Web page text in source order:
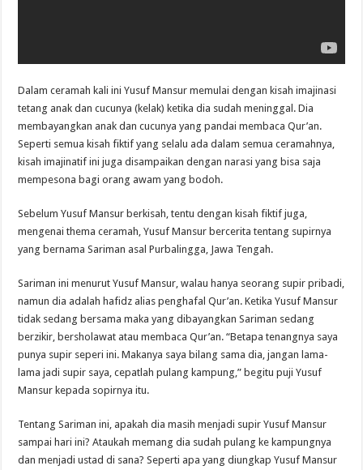
Dalam ceramah kali ini Yusuf Mansur memulai dengan kisah imajinasi
tetang anak dan cucunya (kelak) ketika dia sudah meninggal. Dia
membayangkan anak dan cucunya yang pandai membaca Qur’an.
Seperti semua kisah fiktif yang selalu ada dalam semua ceramahnya,
kisah imajinatif ini juga disampaikan dengan narasi yang bisa saja
mempesona bagi orang awam yang bodoh.
Sebelum Yusuf Mansur berkisah, tentu dengan kisah fiktif juga,
mengenai thema ceramah, Yusuf Mansur bercerita tentang supirnya
yang bernama Sariman asal Purbalingga, Jawa Tengah.
Sariman ini menurut Yusuf Mansur, walau hanya seorang supir pribadi,
namun dia adalah hafidz alias penghafal Qur’an. Ketika Yusuf Mansur
tidak sedang bersama maka yang dibayangkan Sariman sedang
berzikir, bersholawat atau membaca Qur’an. “Betapa tenangnya saya
punya supir seperi ini. Makanya saya bilang sama dia, jangan lama-
lama jadi supir saya, cepatlah pulang kampung,” begitu puji Yusuf
Mansur kepada sopirnya itu.
Tentang Sariman ini, apakah dia masih menjadi supir Yusuf Mansur
sampai hari ini? Ataukah memang dia sudah pulang ke kampungnya
dan menjadi ustad di sana? Seperti apa yang diungkap Yusuf Mansur